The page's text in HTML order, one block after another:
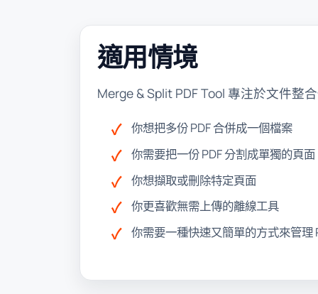
適用情境
Merge & Split PDF Tool 專注於文件整
你想把多份 PDF 合併成一個檔案
你需要把一份 PDF 分割成單獨的頁面
你想擷取或刪除特定頁面
你更喜歡無需上傳的離線工具
你需要一種快速又簡單的方式來管理